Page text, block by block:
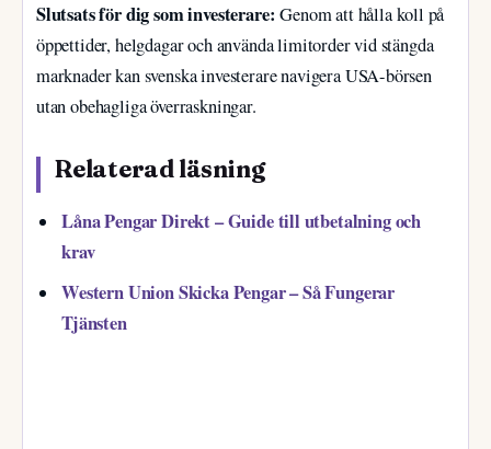
Slutsats för dig som investerare: Genom att hålla koll på
öppettider, helgdagar och använda limitorder vid stängda
marknader kan svenska investerare navigera USA-börsen
utan obehagliga överraskningar.
Relaterad läsning
Låna Pengar Direkt – Guide till utbetalning och
krav
Western Union Skicka Pengar – Så Fungerar
Tjänsten